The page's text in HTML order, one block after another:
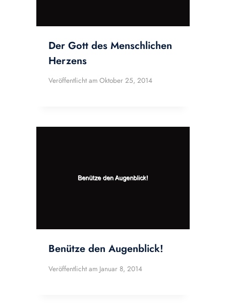
Der Gott des Menschlichen
Herzens
Veröffentlicht am Oktober 25, 2014
Benütze den Augenblick!
Veröffentlicht am Januar 8, 2014